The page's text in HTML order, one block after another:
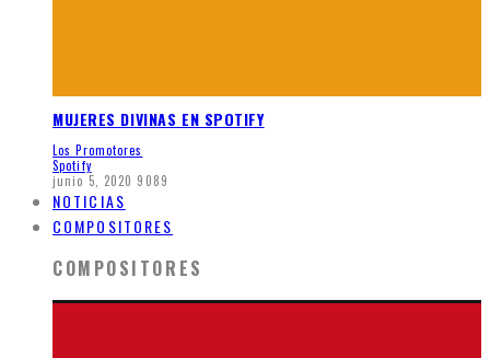
MUJERES DIVINAS EN SPOTIFY
Los Promotores
Spotify
junio 5, 2020 9089
NOTICIAS
COMPOSITORES
COMPOSITORES